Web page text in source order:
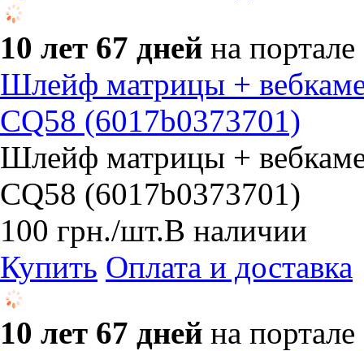
10 лет 67 дней на портале
Шлейф матрицы +
CQ58 (6017b0373701)
Шлейф матрицы +
CQ58 (6017b0373701)
100 грн./шт.В наличии
Купить Оплата и доставка
10 лет 67 дней на портале